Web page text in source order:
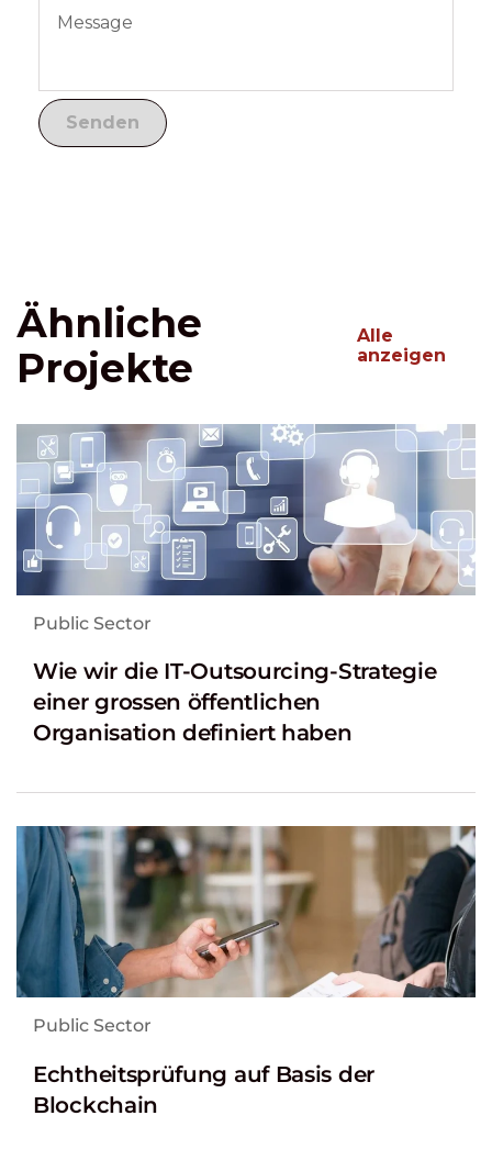
Ähnliche
Projekte
Alle
anzeigen
Public Sector
Wie wir die IT-Outsourcing-Strategie
einer grossen öffentlichen
Organisation definiert haben
Public Sector
Echtheitsprüfung auf Basis der
Blockchain